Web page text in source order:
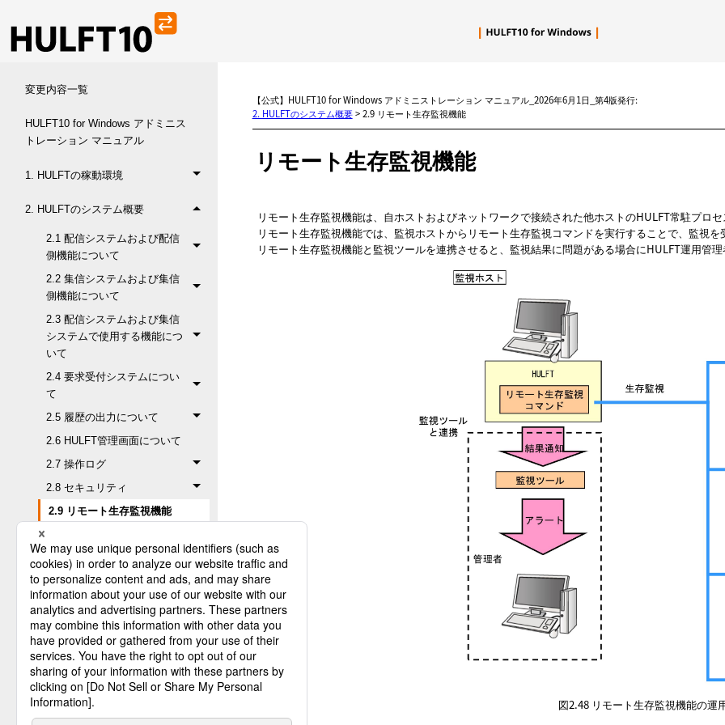
変更内容一覧
HULFT10 for Windows アドミニス
トレーション マニュアル
1. HULFTの稼動環境
2. HULFTのシステム概要
2.1 配信システムおよび配信
側機能について
2.2 集信システムおよび集信
側機能について
2.3 配信システムおよび集信
システムで使用する機能につ
いて
2.4 要求受付システムについ
て
2.5 履歴の出力について
2.6 HULFT管理画面について
2.7 操作ログ
2.8 セキュリティ
2.9 リモート生存監視機能
2.11 ファイルトリガー機能
3. HULFTの動作環境
4. HULFT運用時の留意点
付録A. 操作ログの入出力フォーマ
ット
【公式】HULFT10 for Windows アドミニストレーション マニュアル_2026年6月1日_第4版発行:
2. HULFTのシステム概要>2.9 リモート生存監視機能
リモート生存監視機能
リモート生存監視機能は、自ホストおよびネットワークで接続された他ホストのHULFT常駐プロ
リモート生存監視機能では、監視ホストからリモート生存監視コマンドを実行することで、監視
リモート生存監視機能と監視ツールを連携させると、監視結果に問題がある場合にHULFT運用管
図2.48 リモート生存監視機能の運